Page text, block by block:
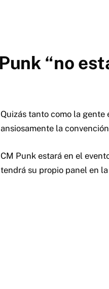
“no
Quizás tanto como la
ansiosamente la
CM Punk estará en el
tendrá su propio panel en